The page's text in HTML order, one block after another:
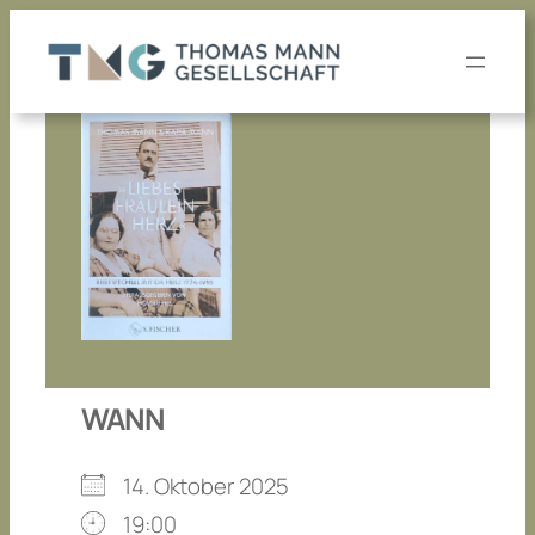
Inhalt
springen
WANN
14. Oktober 2025
19:00